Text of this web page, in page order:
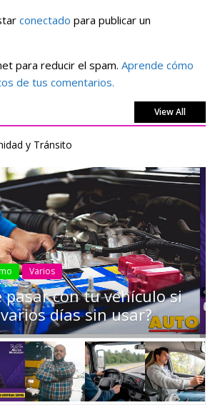
conectado para publicar un
para reducir el spam.Aprende cómo
de tus comentarios.
View All
y Tránsito
Motociclismo Motos Movilidad
cambiar destino de
en la región